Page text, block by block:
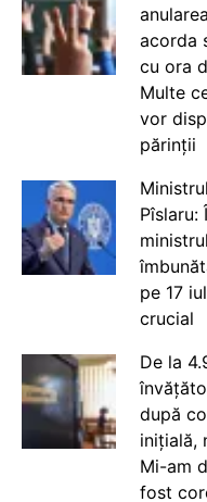
acorda
cu ora
Multe
vor
părinții
Pîslaru:
pe 17
crucial
De la
după
inițială,
Mi-am
fost